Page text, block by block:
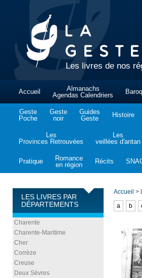
Les livres de nos
Accueil
Almanachs
Agendas Calendriers
Geste
Poche
Geste
noir
Guides
Geste
Histoire
Les
Provinces Retrouvées
Les
veillées d'antan
Pratique
Romance
en région
Récits
LES LIVRES PAR
DÉPARTEMENTS
Charente
Charente-Maritime
Cher
Corrèze
Creuse
Deux Sèvres
Accueil >
a
b